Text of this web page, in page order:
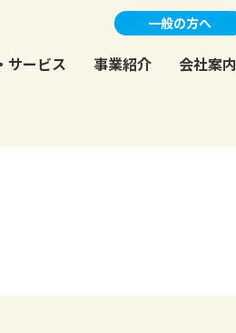
一般の方へ
サービス 事業紹介 会社案内